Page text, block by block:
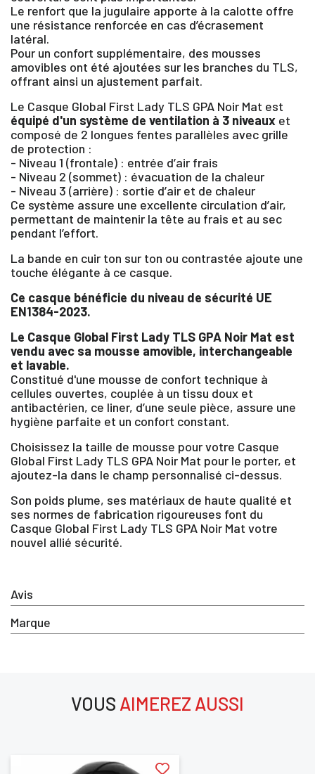
Avis
Marque
Le renfort que la jugulaire apporte à la calotte offre
une résistance renforcée en cas d’écrasement
latéral.
Pour un confort supplémentaire, des mousses
amovibles ont été ajoutées sur les branches du TLS,
offrant ainsi un ajustement parfait.
Le Casque Global First Lady TLS GPA Noir Mat est
équipé d'un système de ventilation à 3 niveaux et
composé de 2 longues fentes parallèles avec grille
de protection :
- Niveau 1 (frontale) : entrée d’air frais
- Niveau 2 (sommet) : évacuation de la chaleur
- Niveau 3 (arrière) : sortie d’air et de chaleur
Ce système assure une excellente circulation d’air,
permettant de maintenir la tête au frais et au sec
pendant l’effort.
La bande en cuir ton sur ton ou contrastée ajoute une
touche élégante à ce casque.
Ce casque bénéficie du niveau de sécurité UE
EN1384-2023.
Le Casque Global First Lady TLS GPA Noir Mat est
vendu avec sa mousse amovible, interchangeable
et lavable.
Constitué d'une mousse de confort technique à
cellules ouvertes, couplée à un tissu doux et
antibactérien, ce liner, d’une seule pièce, assure une
hygiène parfaite et un confort constant.
Choisissez la taille de mousse pour votre Casque
Global First Lady TLS GPA Noir Mat pour le porter, et
ajoutez-la dans le champ personnalisé ci-dessus.
Son poids plume, ses matériaux de haute qualité et
ses normes de fabrication rigoureuses font du
Casque Global First Lady TLS GPA Noir Mat votre
nouvel allié sécurité.
VOUS AIMEREZ AUSSI
Vous devez être connecté pour enregistrer des
produits dans votre liste d'envie
ANNULER SE
CONNECTER